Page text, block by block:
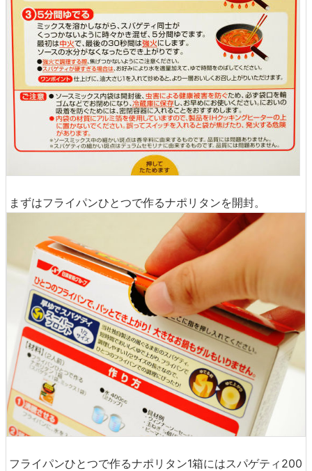
まずはフライパンひとつで作るナポリタンを開封。
フライパンひとつで作るナポリタン1箱にはスパゲティ200